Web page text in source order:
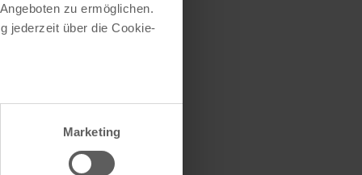
zu ermöglichen.
jederzeit über die Cookie-
sein können
Präferenzen imAbschnitt
Marketing